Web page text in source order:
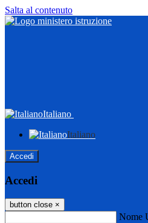
Salta al contenuto
Italiano
Italiano
Accedi
Accedi
button close ×
Nome